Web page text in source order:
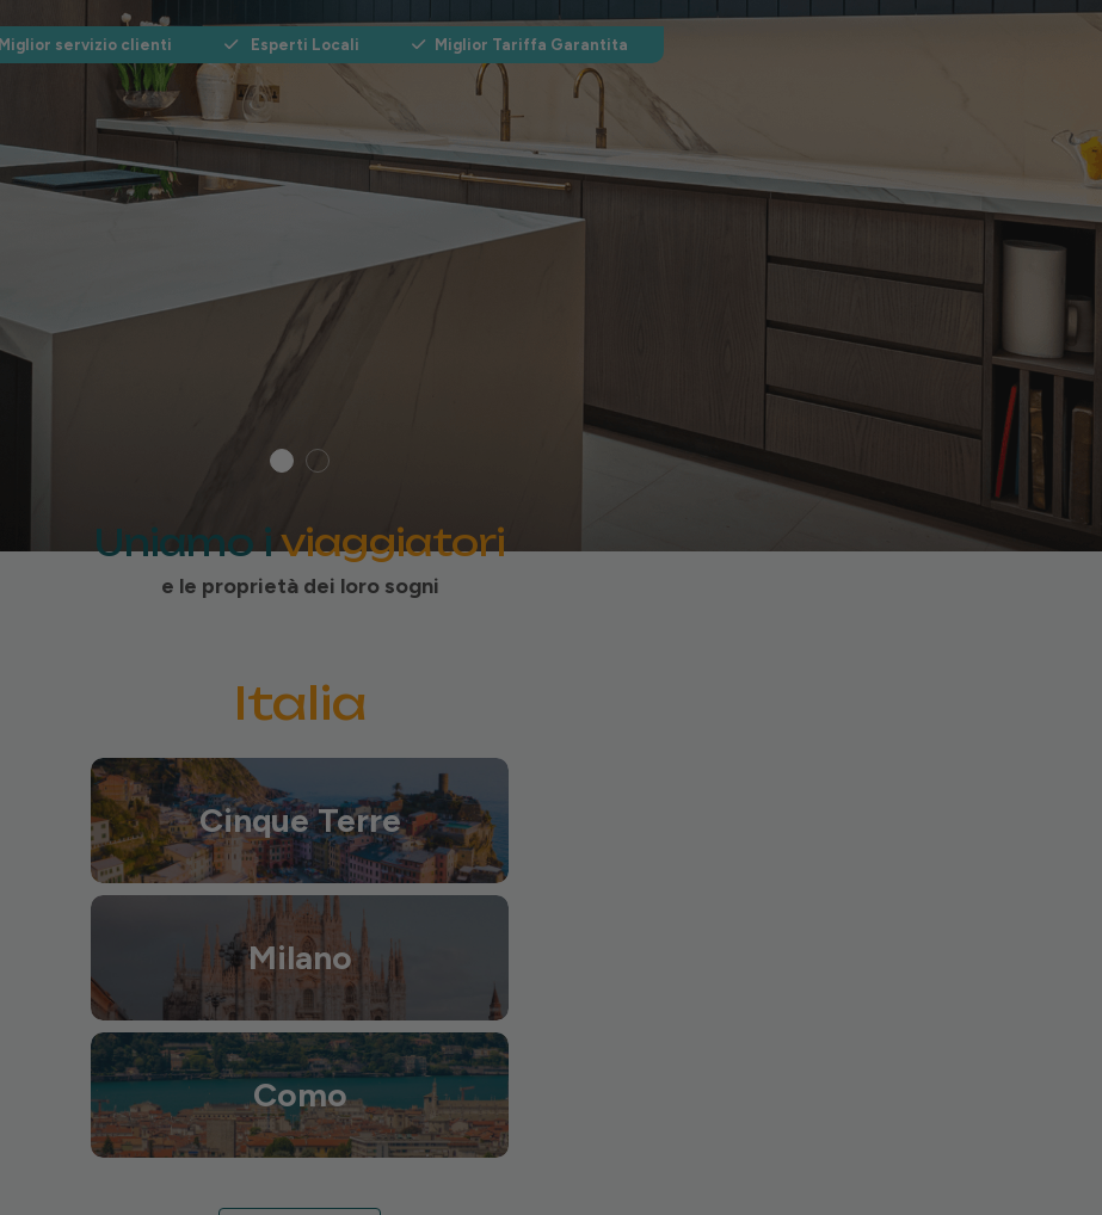
Miglior servizio clienti Esperti Locali Miglior Tariffa Garantita
Uniamo iviaggiatori
e le proprietà dei loro sogni
Italia
Cinque Terre
Milano
Como